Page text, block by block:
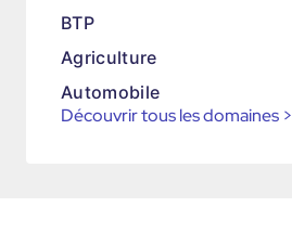
BTP
Agriculture
Automobile
Découvrir tous les domaines >